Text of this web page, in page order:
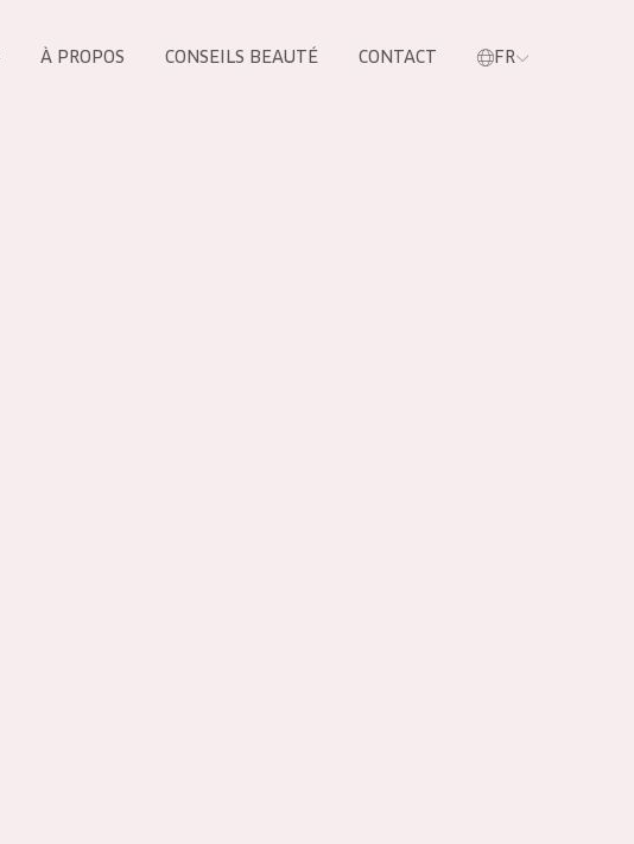
À PROPOS CONSEILS BEAUTÉ CONTACT FR